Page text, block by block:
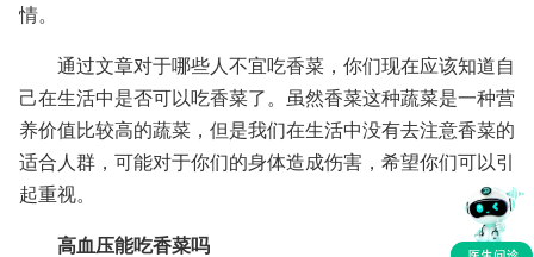
情。
通过文章对于哪些人不宜吃香菜，你们现在应该知道自
己在生活中是否可以吃香菜了。虽然香菜这种蔬菜是一种营
养价值比较高的蔬菜，但是我们在生活中没有去注意香菜的
适合人群，可能对于你们的身体造成伤害，希望你们可以引
起重视。
高血压能吃香菜吗